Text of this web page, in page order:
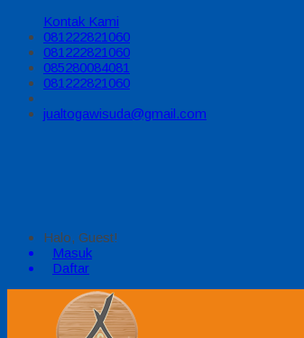
Kontak Kami
081222821060
081222821060
085280084081
081222821060
jualtogawisuda@gmail.com
Halo, Guest!
Masuk
Daftar